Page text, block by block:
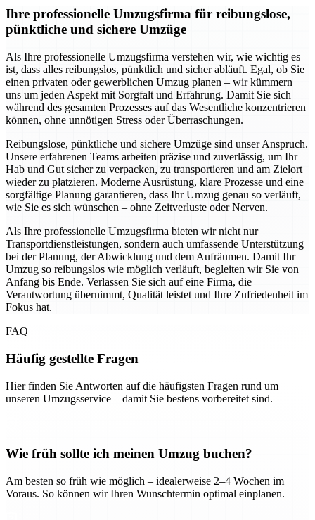
Ihre professionelle Umzugsfirma für reibungslose,
pünktliche und sichere Umzüge
Als Ihre professionelle Umzugsfirma verstehen wir, wie wichtig es
ist, dass alles reibungslos, pünktlich und sicher abläuft. Egal, ob Sie
einen privaten oder gewerblichen Umzug planen – wir kümmern
uns um jeden Aspekt mit Sorgfalt und Erfahrung. Damit Sie sich
während des gesamten Prozesses auf das Wesentliche konzentrieren
können, ohne unnötigen Stress oder Überraschungen.
Reibungslose, pünktliche und sichere Umzüge sind unser Anspruch.
Unsere erfahrenen Teams arbeiten präzise und zuverlässig, um Ihr
Hab und Gut sicher zu verpacken, zu transportieren und am Zielort
wieder zu platzieren. Moderne Ausrüstung, klare Prozesse und eine
sorgfältige Planung garantieren, dass Ihr Umzug genau so verläuft,
wie Sie es sich wünschen – ohne Zeitverluste oder Nerven.
Als Ihre professionelle Umzugsfirma bieten wir nicht nur
Transportdienstleistungen, sondern auch umfassende Unterstützung
bei der Planung, der Abwicklung und dem Aufräumen. Damit Ihr
Umzug so reibungslos wie möglich verläuft, begleiten wir Sie von
Anfang bis Ende. Verlassen Sie sich auf eine Firma, die
Verantwortung übernimmt, Qualität leistet und Ihre Zufriedenheit im
Fokus hat.
FAQ
Häufig gestellte Fragen
Hier finden Sie Antworten auf die häufigsten Fragen rund um
unseren Umzugsservice – damit Sie bestens vorbereitet sind.
Wie früh sollte ich meinen Umzug buchen?
Am besten so früh wie möglich – idealerweise 2–4 Wochen im
Voraus. So können wir Ihren Wunschtermin optimal einplanen.